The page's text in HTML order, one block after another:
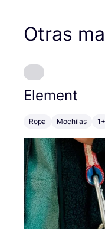
Otras
Element
Ropa Mochilas 1+